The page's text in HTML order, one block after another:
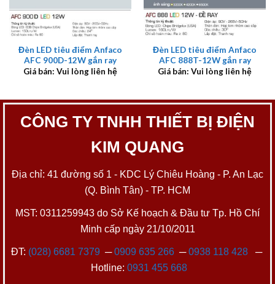
Đèn LED tiêu điểm Anfaco
AFC 900D-12W gắn ray
Giá bán: Vui lòng liên hệ
Đèn LED tiêu điểm Anfaco
AFC 888T-12W gắn ray
Giá bán: Vui lòng liên hệ
CÔNG TY TNHH THIẾT BỊ ĐIỆN
KIM QUANG
Địa chỉ: 41 đường số 1 - KDC Lý Chiêu Hoàng - P. An Lạc
(Q. Bình Tân) - TP. HCM
MST: 0311259943 do Sở Kế hoạch & Đầu tư Tp. Hồ Chí
Minh cấp ngày 21/10/2011
ĐT: (028) 6681 7379 ─0909 635 266─0938 118 428─
Hotline: 0931 455 668